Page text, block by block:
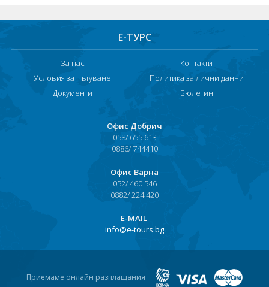
Е-ТУРС
За нас
Контакти
Условия за пътуване
Политика за лични данни
Документи
Бюлетин
Офис Добрич
058/ 655 613
0886/ 744410
Офис Варна
052/ 460 546
0882/ 224 420
Е-MAIL
info@e-tours.bg
Приемаме онлайн разплащания